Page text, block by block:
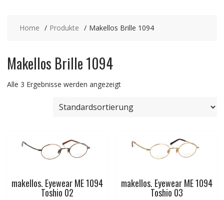
Home Produkte Makellos Brille 1094
Makellos Brille 1094
Alle 3 Ergebnisse werden angezeigt
makellos. Eyewear ME 1094
Toshio 02
makellos. Eyewear ME 1094
Toshio 03